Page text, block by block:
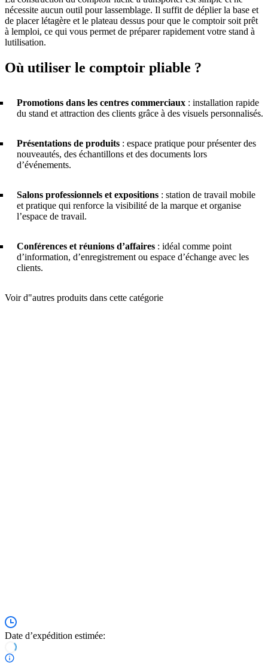
nécessite aucun outil pour lassemblage. Il suffit de déplier la base et
de placer létagère et le plateau dessus pour que le comptoir soit prêt
à lemploi, ce qui vous permet de préparer rapidement votre stand à
lutilisation.
Où utiliser le comptoir pliable ?
Promotions dans les centres commerciaux : installation rapide
du stand et attraction des clients grâce à des visuels personnalisés.
Présentations de produits : espace pratique pour présenter des
nouveautés, des échantillons et des documents lors
d’événements.
Salons professionnels et expositions : station de travail mobile
et pratique qui renforce la visibilité de la marque et organise
l’espace de travail.
Conférences et réunions d’affaires : idéal comme point
d’information, d’enregistrement ou espace d’échange avec les
clients.
Voir d"autres produits dans cette catégorie
Date d’expédition estimée: